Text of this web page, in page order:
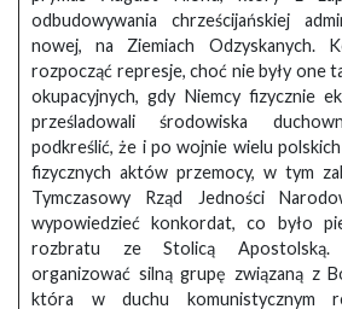
odbudowywania chrześcijańskiej
nowej, na Ziemiach Odzyskanych.
rozpocząć represje, choć nie były one
okupacyjnych, gdy Niemcy fizycznie
prześladowali środowiska
podkreślić, że i po wojnie wielu
fizycznych aktów przemocy, w tym
Tymczasowy Rząd Jedności
wypowiedzieć konkordat, co było
rozbratu ze Stolicą Apostolską.
organizować silną grupę związaną z
która w duchu komunistycznym